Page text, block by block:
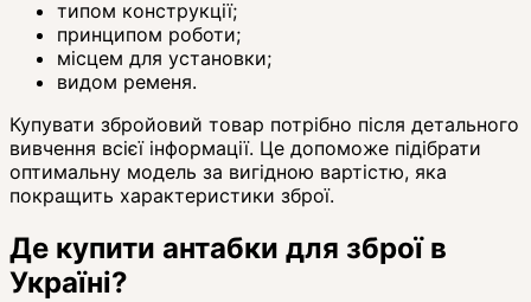
типом конструкції;
принципом роботи;
місцем для установки;
видом ременя.
Купувати збройовий товар потрібно після детального
вивчення всієї інформації. Це допоможе підібрати
оптимальну модель за вигідною вартістю, яка
покращить характеристики зброї.
Де купити антабки для зброї в
Україні?